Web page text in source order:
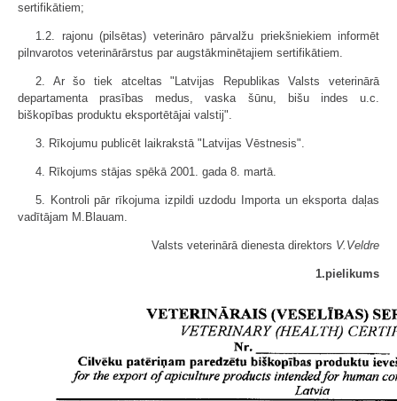
sertifikātiem;
1.2. rajonu (pilsētas) veterināro pārvalžu priekšniekiem informēt
pilnvarotos veterinārārstus par augstākminētajiem sertifikātiem.
2. Ar šo tiek atceltas "Latvijas Republikas Valsts veterinārā
departamenta prasības medus, vaska šūnu, bišu indes u.c.
biškopības produktu eksportētājai valstij".
3. Rīkojumu publicēt laikrakstā "Latvijas Vēstnesis".
4. Rīkojums stājas spēkā 2001. gada 8. martā.
5. Kontroli pār rīkojuma izpildi uzdodu Importa un eksporta daļas
vadītājam M.Blauam.
Valsts veterinārā dienesta direktors V.Veldre
1.pielikums